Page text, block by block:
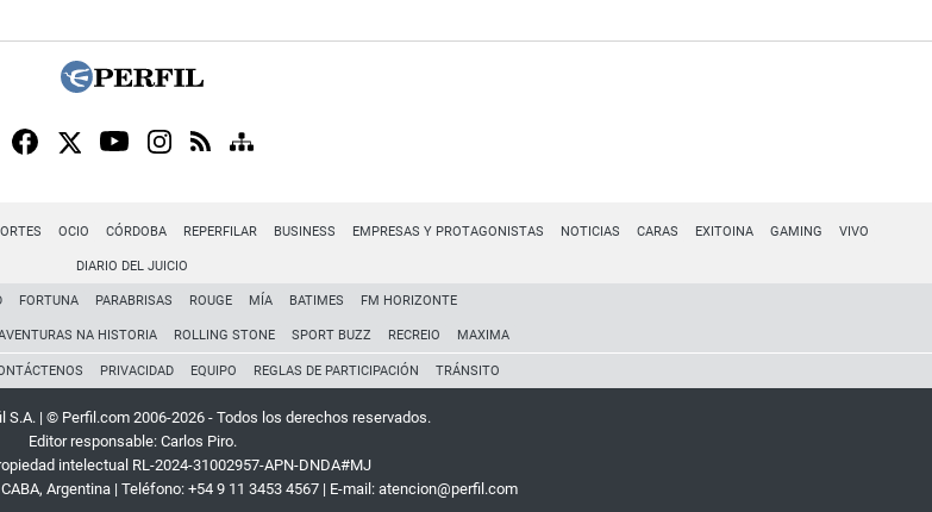
OCIO CÓRDOBA REPERFILAR BUSINESS EMPRESAS Y PROTAGONISTAS NOTICIAS CARAS EXITOINA GAMING VIVO
DIARIO DEL JUICIO
FORTUNA PARABRISAS ROUGE MÍA BATIMES FM HORIZONTE
NA HISTORIA ROLLING STONE SPORT BUZZ RECREIO MAXIMA
PRIVACIDAD EQUIPO REGLAS DE PARTICIPACIÓN TRÁNSITO
S.A. | © Perfil.com 2006-2026 - Todos los derechos reservados.
Editor responsable: Carlos Piro.
intelectual RL-2024-31002957-APN-DNDA#MJ
CABA, Argentina| Teléfono: +54 9 11 3453 4567| E-mail: atencion@perfil.com